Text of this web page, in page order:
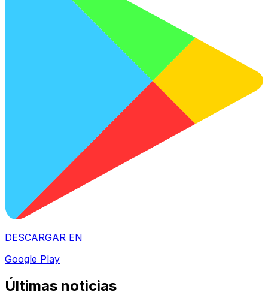
DESCARGAR EN
Google Play
Últimas noticias